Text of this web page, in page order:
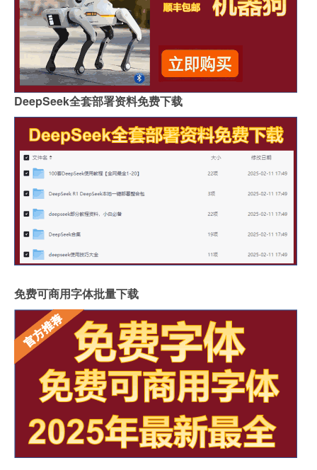
DeepSeek全套部署资料免费下载
免费可商用字体批量下载